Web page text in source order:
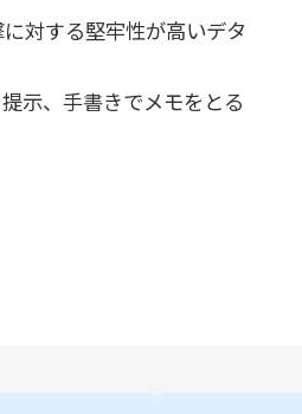
対する堅牢性が高いデタ
示、手書きでメモをとる